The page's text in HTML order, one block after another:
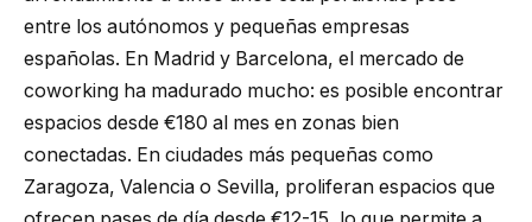
entre los autónomos y pequeñas empresas
españolas. En Madrid y Barcelona, el mercado de
coworking ha madurado mucho: es posible encontrar
espacios desde €180 al mes en zonas bien
conectadas. En ciudades más pequeñas como
Zaragoza, Valencia o Sevilla, proliferan espacios que